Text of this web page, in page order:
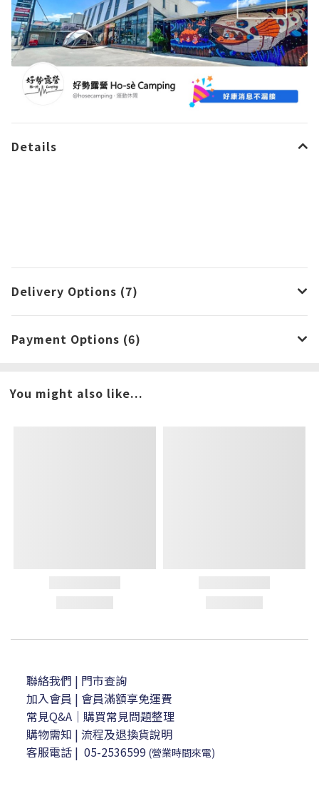
Details
Delivery Options (7)
Payment Options (6)
You might also like...
聯絡我們 | 門市查詢
加入會員 | 會員滿額享免運費
常見Q&A｜購買常見問題整理
購物需知 | 流程及退換貨說明
客服電話 | 05-2536599 (營業時間來電)